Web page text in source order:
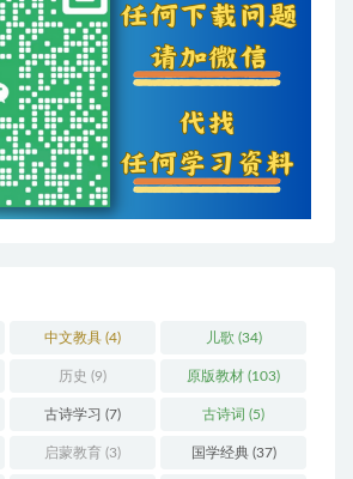
中文教具 (4) 儿歌 (34)
历史 (9) 原版教材 (103)
古诗学习 (7) 古诗词 (5)
启蒙教育 (3) 国学经典(37)